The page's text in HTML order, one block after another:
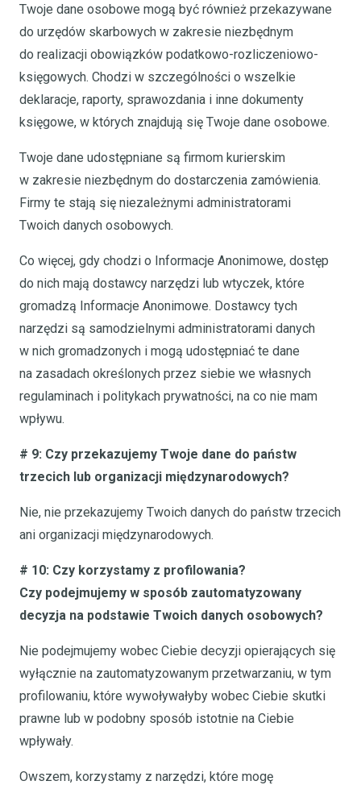
Twoje dane osobowe mogą być również przekazywane
do urzędów skarbowych w zakresie niezbędnym
do realizacji obowiązków podatkowo-rozliczeniowo-
księgowych. Chodzi w szczególności o wszelkie
deklaracje, raporty, sprawozdania i inne dokumenty
księgowe, w których znajdują się Twoje dane osobowe.
Twoje dane udostępniane są firmom kurierskim
w zakresie niezbędnym do dostarczenia zamówienia.
Firmy te stają się niezależnymi administratorami
Twoich danych osobowych.
Co więcej, gdy chodzi o Informacje Anonimowe, dostęp
do nich mają dostawcy narzędzi lub wtyczek, które
gromadzą Informacje Anonimowe. Dostawcy tych
narzędzi są samodzielnymi administratorami danych
w nich gromadzonych i mogą udostępniać te dane
na zasadach określonych przez siebie we własnych
regulaminach i politykach prywatności, na co nie mam
wpływu.
# 9: Czy przekazujemy Twoje dane do państw
trzecich lub organizacji międzynarodowych?
Nie, nie przekazujemy Twoich danych do państw trzecich
ani organizacji międzynarodowych.
# 10: Czy korzystamy z profilowania?
Czy podejmujemy w sposób zautomatyzowany
decyzja na podstawie Twoich danych osobowych?
Nie podejmujemy wobec Ciebie decyzji opierających się
wyłącznie na zautomatyzowanym przetwarzaniu, w tym
profilowaniu, które wywoływałyby wobec Ciebie skutki
prawne lub w podobny sposób istotnie na Ciebie
wpływały.
Owszem, korzystamy z narzędzi, które mogę